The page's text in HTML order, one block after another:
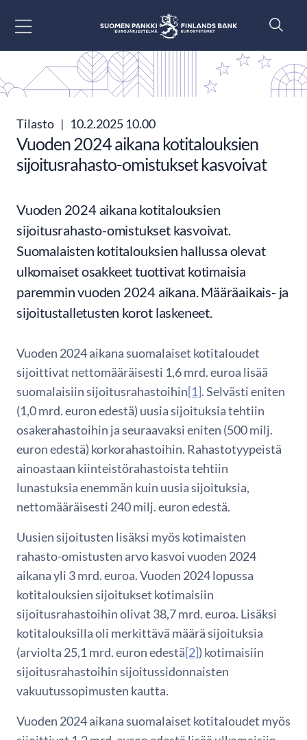
Tilasto | 10.2.2025 10.00
Vuoden 2024 aikana kotitalouksien
sijoitusrahasto-omistukset kasvoivat
Vuoden 2024 aikana kotitalouksien
sijoitusrahasto-omistukset kasvoivat.
Suomalaisten kotitalouksien hallussa olevat
ulkomaiset osakkeet tuottivat kotimaisia
paremmin vuoden 2024 aikana. Määräaikais- ja
sijoitustalletusten korot laskeneet.
Vuoden 2024 aikana suomalaiset kotitaloudet
sijoittivat nettomääräisesti 1,6 mrd. euroa lisää
suomalaisiin sijoitusrahastoihin[1]. Selvästi eniten
(1,0 mrd. euron edestä) uusia sijoituksia tehtiin
osakerahastoihin ja seuraavaksi eniten (500 milj.
euron edestä) korkorahastoihin. Rahastotyypeistä
ainoastaan kiinteistörahastoista tehtiin
lunastuksia enemmän kuin uusia sijoituksia,
nettomääräisesti 240 milj. euron edestä.
Uusien sijoitusten lisäksi myös kotimaisten
rahasto-omistusten arvo kasvoi vuoden 2024
aikana yli 3 mrd. euroa. Vuoden 2024 lopussa
kotitalouksien sijoitukset kotimaisiin
sijoitusrahastoihin olivat 38,7 mrd. euroa. Lisäksi
kotitalouksilla oli merkittävä määrä sijoituksia
(arviolta 25,1 mrd. euron edestä[2]) kotimaisiin
sijoitusrahastoihin sijoitussidonnaisten
vakuutussopimusten kautta.
Vuoden 2024 aikana suomalaiset kotitaloudet myös